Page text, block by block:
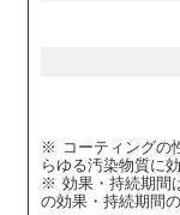
コーティングの
らゆる汚染物質に
効果・持続期間
の効果・持続期間